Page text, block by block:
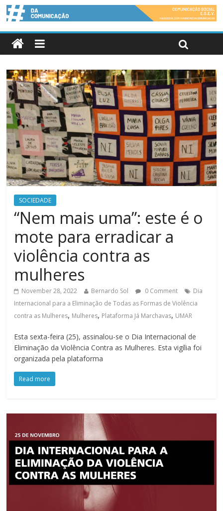
SOCIEDADE
“Nem mais uma”: este é o
mote para erradicar a
violência contra as
mulheres
November 28, 2022 Bernardo Sol 0 Comment
Dia
Internacional para a Eliminação de Todas as Formas de Violência
contra as Mulheres, Mulheres, Plataforma Já Marchavas, UMAR
Esta sexta-feira (25), assinalou-se o Dia Internacional de
Eliminação da Violência Contra as Mulheres. Esta vigília foi
organizada pela plataforma
Read more